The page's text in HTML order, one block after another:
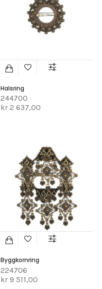
Halsring
244700
kr 2 637,00
Byggkornring
224706
kr 9 511,00